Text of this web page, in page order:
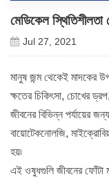
মেডিকেল স্থিতিশীলতা
Jul 27, 2021
মানুষ জন্ম থেকেই মাদকের
ক্ষতের চিকিৎসা, চোখের
জীবনের বিভিন্ন পর্যায়ের
বায়োটেকনোলজি,
হয়৷
এই ওষুধগুলি জীবনের ফোঁটা